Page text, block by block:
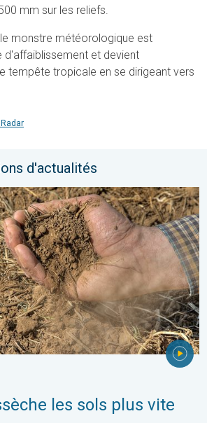
mm sur les reliefs.
monstre météorologique est
d'affaiblissement et devient
tempête tropicale en se dirigeant vers
d'actualités
sols plus vite. Nouvelle étude. . . jeudi
les sols plus vite